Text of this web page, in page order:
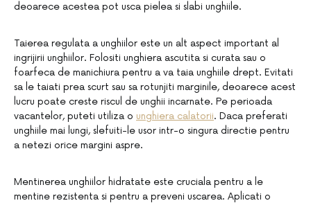
deoarece acestea pot usca pielea si slabi unghiile.
Taierea regulata a unghiilor este un alt aspect important al
ingrijirii unghiilor. Folositi unghiera ascutita si curata sau o
foarfeca de manichiura pentru a va taia unghiile drept. Evitati
sa le taiati prea scurt sau sa rotunjiti marginile, deoarece acest
lucru poate creste riscul de unghii incarnate. Pe perioada
vacantelor, puteti utiliza o unghiera calatorii. Daca preferati
unghiile mai lungi, slefuiti-le usor intr-o singura directie pentru
a netezi orice margini aspre.
Mentinerea unghiilor hidratate este cruciala pentru a le
mentine rezistenta si pentru a preveni uscarea. Aplicati o